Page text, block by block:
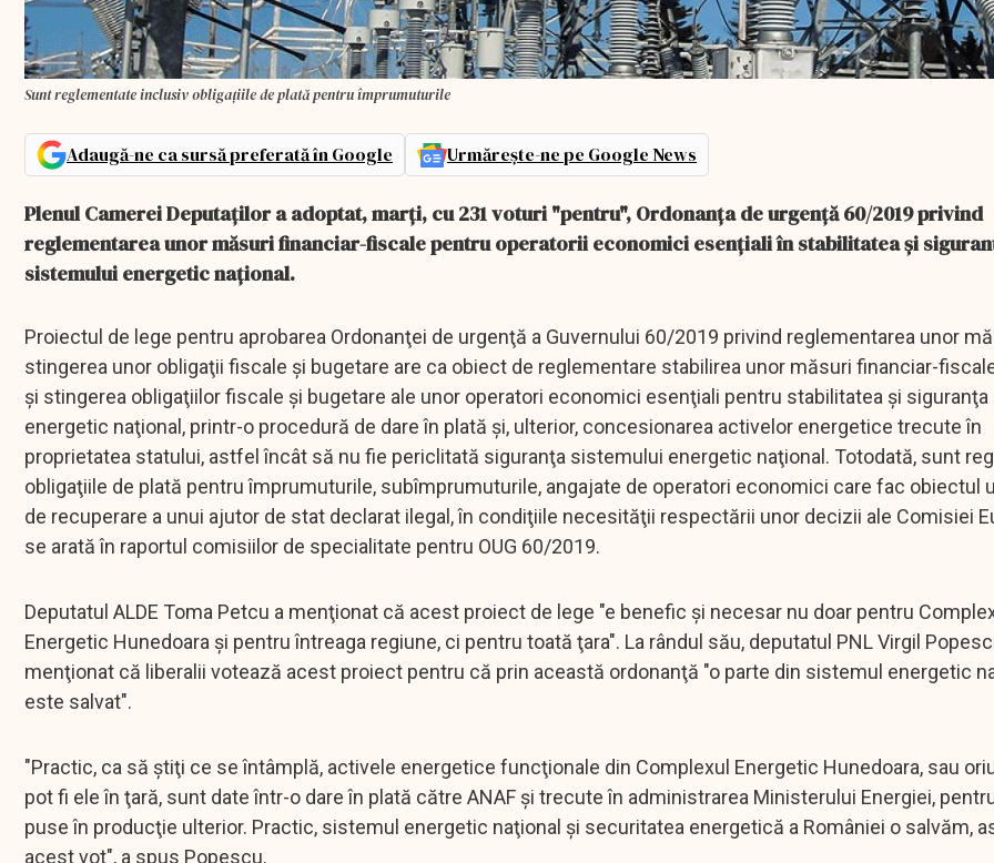
Sunt reglementate inclusiv obligaţiile de plată pentru împrumuturile
Adaugă-ne ca sursă preferată în Google Urmărește-ne pe Google News
Plenul Camerei Deputaţilor a adoptat, marţi, cu 231 voturi "pentru", Ordonanţa de urgenţă 60/2019 privind
reglementarea unor măsuri financiar-fiscale pentru operatorii economici esenţiali în stabilitatea şi
sistemului energetic naţional.
Proiectul de lege pentru aprobarea Ordonanţei de urgenţă a Guvernului 60/2019 privind reglementarea unor
stingerea unor obligaţii fiscale şi bugetare are ca obiect de reglementare stabilirea unor măsuri financiar-
şi stingerea obligaţiilor fiscale şi bugetare ale unor operatori economici esenţiali pentru stabilitatea şi
energetic naţional, printr-o procedură de dare în plată şi, ulterior, concesionarea activelor energetice trecute în
proprietatea statului, astfel încât să nu fie periclitată siguranţa sistemului energetic naţional. Totodată, sunt
obligaţiile de plată pentru împrumuturile, subîmprumuturile, angajate de operatori economici care fac obiectul
de recuperare a unui ajutor de stat declarat ilegal, în condiţiile necesităţii respectării unor decizii ale Comisiei
se arată în raportul comisiilor de specialitate pentru OUG 60/2019.
Deputatul ALDE Toma Petcu a menţionat că acest proiect de lege "e benefic şi necesar nu doar pentru
Energetic Hunedoara şi pentru întreaga regiune, ci pentru toată ţara". La rândul său, deputatul PNL Virgil
menţionat că liberalii votează acest proiect pentru că prin această ordonanţă "o parte din sistemul energetic
este salvat".
"Practic, ca să ştiţi ce se întâmplă, activele energetice funcţionale din Complexul Energetic Hunedoara, sau
pot fi ele în ţară, sunt date într-o dare în plată către ANAF şi trecute în administrarea Ministerului Energiei,
puse în producţie ulterior. Practic, sistemul energetic naţional şi securitatea energetică a României o salvăm,
acest vot", a spus Popescu.